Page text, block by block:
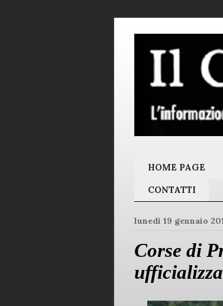
HOME PAGE
CONTATTI
lunedì 19 gennaio
Corse di